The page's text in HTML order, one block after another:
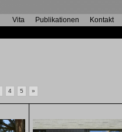
Vita Publikationen Kontakt
4 5 »